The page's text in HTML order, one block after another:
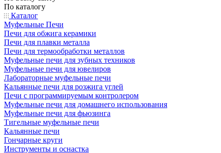
По каталогу
Каталог
Муфельные Печи
Печи для обжига керамики
Печи для плавки металла
Печи для термообработки металлов
Муфельные печи для зубных техников
Муфельные печи для ювелиров
Лабораторные муфельные печи
Кальянные печи для розжига углей
Печи с программируемым контролером
Муфельные печи для домашнего использования
Муфельные печи для фьюзинга
Тигельные муфельные печи
Кальянные печи
Гончарные круги
Инструменты и оснастка